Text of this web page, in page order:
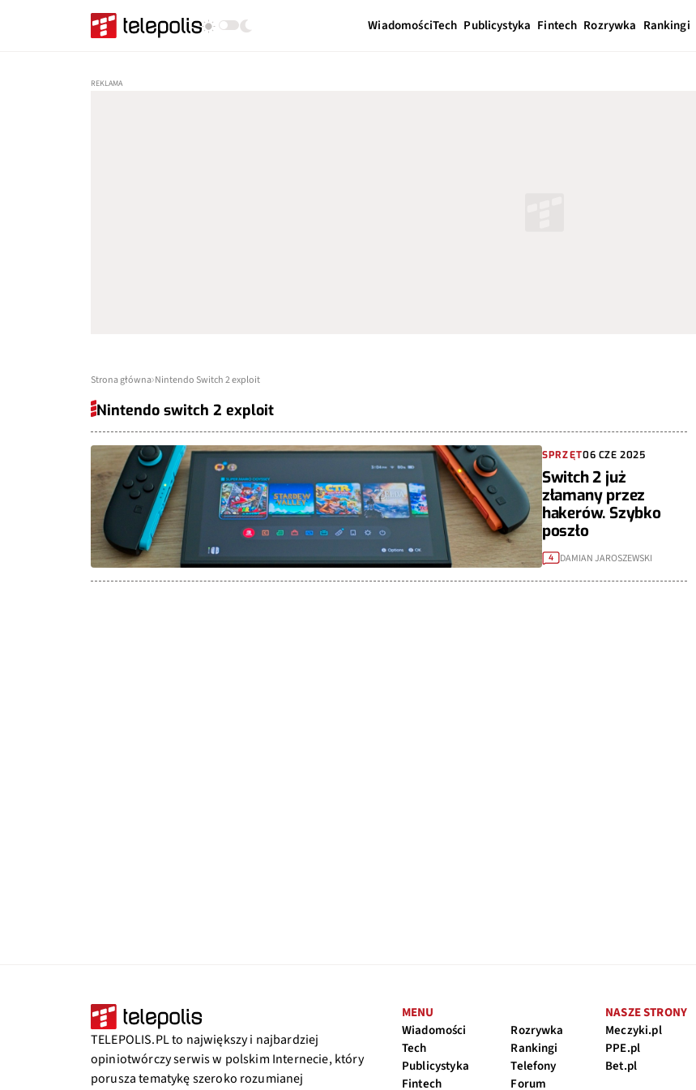
WiadomościTech Publicystyka Fintech Rozrywka Rankingi
Strona główna Nintendo Switch 2 exploit
Nintendo switch 2 exploit
SPRZĘT06 CZE 2025
Switch 2 już
złamany przez
hakerów. Szybko
poszło
4 DAMIAN JAROSZEWSKI
TELEPOLIS.PL to największy i najbardziej
opiniotwórczy serwis w polskim Internecie, który
porusza tematykę szeroko rozumianej
MENU
Wiadomości
Tech
Publicystyka
Fintech
Rozrywka
Rankingi
Telefony
Forum
NASZE STRONY
Meczyki.pl
PPE.pl
Bet.pl